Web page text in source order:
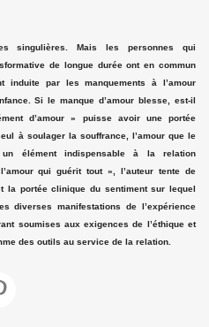
singulières. Mais les personnes qui
de longue durée ont en commun
induite par les manquements à l’amour
Si le manque d’amour blesse, est-il
d’amour » puisse avoir une portée
à soulager la souffrance, l’amour que le
élément indispensable à la relation
qui guérit tout », l’auteur tente de
la portée clinique du sentiment sur lequel
diverses manifestations de l’expérience
soumises aux exigences de l’éthique et
des outils au service de la relation.